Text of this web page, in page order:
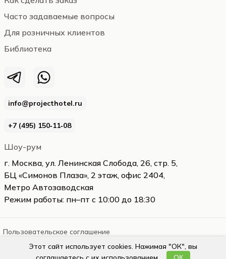
info@projecthotel.ru
+7 (495) 150‑11‑08
Шоу-рум
г. Москва, ул. Ленинская Слобода, 26, стр. 5,
БЦ «Симонов Плаза», 2 этаж, офис 2404,
Метро Автозаводская
Режим работы: пн–пт с 10:00 до 18:30
Часто задаваемые вопросы
Для розничных клиентов
Библиотека
Пользовательское соглашение
projecthotel.ru
Этот сайт использует cookies. Нажимая "ОК", вы